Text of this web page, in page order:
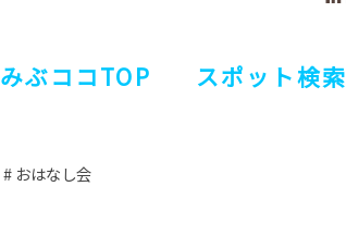
みぶココTOP スポット検索
# おはなし会